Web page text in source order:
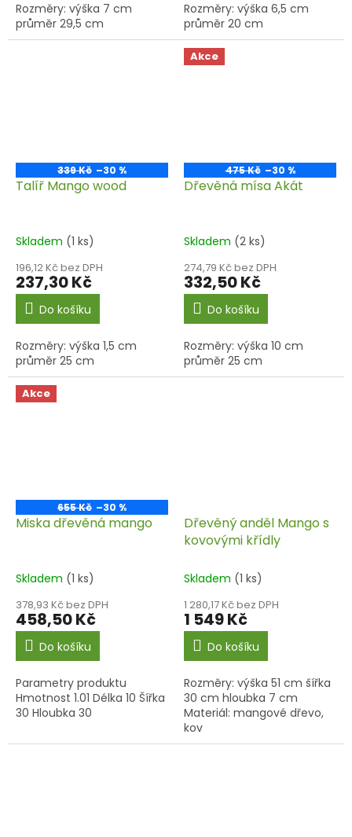
Rozměry: výška 7 cm
průměr 29,5 cm
Rozměry: výška 6,5 cm
průměr 20 cm
339 Kč –30 %
Talíř Mango wood
Skladem (1 ks)
196,12 Kč bez DPH
237,30 Kč
Do košíku
Rozměry: výška 1,5 cm
průměr 25 cm
Akce
475 Kč –30 %
Dřevěná mísa Akát
Skladem (2 ks)
274,79 Kč bez DPH
332,50 Kč
Do košíku
Rozměry: výška 10 cm
průměr 25 cm
Akce
655 Kč –30 %
Miska dřevěná mango
Skladem (1 ks)
378,93 Kč bez DPH
458,50 Kč
Do košíku
Parametry produktu
Hmotnost 1.01 Délka 10 Šířka
30 Hloubka 30
Dřevěný anděl Mango s
kovovými křídly
Skladem (1 ks)
1 280,17 Kč bez DPH
1 549 Kč
Do košíku
Rozměry: výška 51 cm šířka
30 cm hloubka 7 cm
Materiál: mangové dřevo,
kov